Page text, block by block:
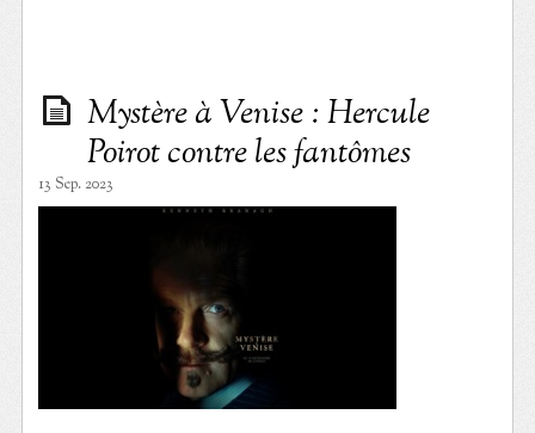
Mystère à Venise : Hercule
Poirot contre les fantômes
13 Sep. 2023